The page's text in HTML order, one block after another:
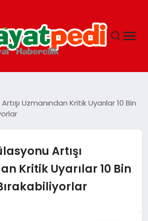
Uzmanından Kritik Uyarılar 10 Bin
Artışı
Kritik Uyarılar 10 Bin